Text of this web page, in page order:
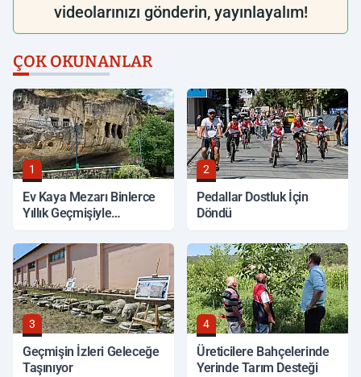
videolarınızı gönderin, yayınlayalım!
ÇOK OKUNANLAR
1
Ev Kaya Mezarı Binlerce
Yıllık Geçmişiyle
2
Pedallar Dostluk İçin
Döndü
3
Geçmişin İzleri Geleceğe
Taşınıyor
4
Üreticilere Bahçelerinde
Yerinde Tarım Desteği